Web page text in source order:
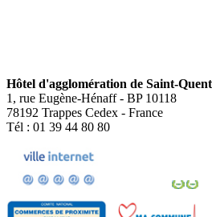
Hôtel d'agglomération de Saint-
1, rue Eugène-Hénaff - BP 10118
78192 Trappes Cedex - France
Tél : 01 39 44 80 80